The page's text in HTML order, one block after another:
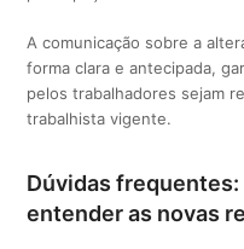
A comunicação sobre a
forma clara e antecipada,
pelos trabalhadores sejam
trabalhista vigente.
Dúvidas
entender as novas